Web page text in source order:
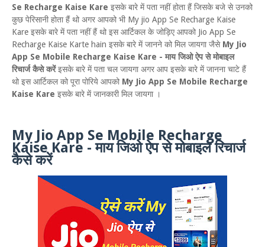
Se Recharge Kaise Kare इसके बारे में पता नहीं होता हैं जिसके बजे से उनको
कुछ पेरिसानी होता हैं थो अगर आपको भी My jio App Se Recharge Kaise
Kare इसके बारे में पता नहीं हैं थो इस आर्टिकल के जोड़िए आपको Jio App Se
Recharge Kaise Karte hain इसके बारे में जानने को मिल जायगा जैसे My Jio
App Se Mobile Recharge Kaise Kare - माय जिओ ऐप से मोबाइल
रिचार्ज कैसे करेंइसके बारे में पता चल जायगा अगर आप इसके बारे में जानना चाटे हैं
थो इस आर्टिकल को पूरा पोरिये आपको My Jio App Se Mobile Recharge
Kaise Kare इसके बारे में जानकारी मिल जायगा ।
My Jio App Se Mobile Recharge
Kaise Kare - माय जिओ ऐप से मोबाइल रिचार्ज
कैसे करें